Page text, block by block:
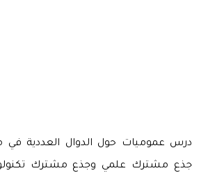
درس عموميات حول الدوال العددية في
جذع مشترك علمي وجذع مشترك